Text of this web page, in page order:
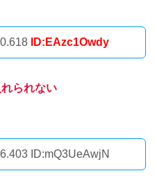
ID:EAzc1Owdy
られない
ID:mQ3UeAwjN